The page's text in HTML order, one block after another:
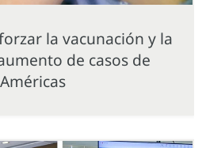
la vacunación y la
de casos de